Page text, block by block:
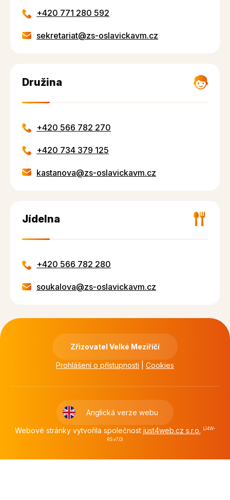
+420 771 280 592
sekretariat@zs-oslavickavm.cz
Družina
+420 566 782 270
+420 734 379 125
kastanova@zs-oslavickavm.cz
Jídelna
+420 566 782 280
soukalova@zs-oslavickavm.cz
Zřizovatel Velké Meziříčí
Prohlášení o přístupnosti Cookies
Anglická verze webu
Webové stránky vytvořila společnost just4web.cz s.r.o. (J4W-
RS v7.0)